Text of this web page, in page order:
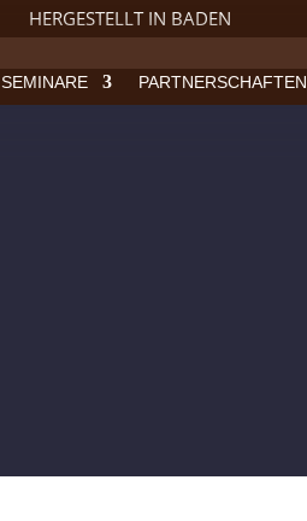
HERGESTELLT IN BADEN
SEMINARE PARTNERSCHAFTEN